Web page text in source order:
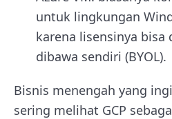
untuk lingkungan
karena lisensinya bisa
dibawa sendiri (BYOL).
Bisnis menengah yang
sering melihat GCP